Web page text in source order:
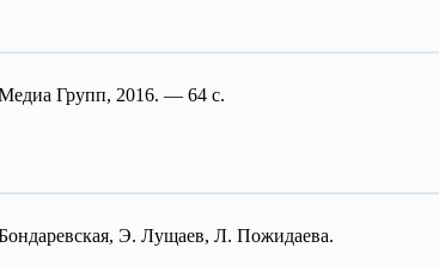
Групп, 2016. — 64 с.
Э. Лущаев, Л. Пожидаева.